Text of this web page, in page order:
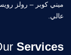
ميني كوبر – رولز
عالي.
Services